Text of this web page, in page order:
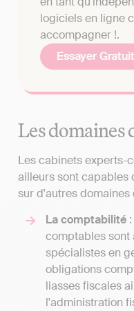
logiciels en ligne
accompagner !.
Essayer
Les domaines
Les cabinets experts-
ailleurs sont capables
sur d'autres
La comptabilité
comptables sont
spécialistes en
obligations
liasses fiscales
l'administration